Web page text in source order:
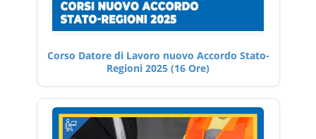
Corso Datore di Lavoro nuovo Accordo Stato-
Regioni 2025 (16 Ore)